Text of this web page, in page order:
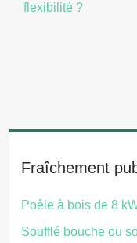
flexibilité ?
Fraîchement
Poêle à bois de 8
Soufflé bouche ou